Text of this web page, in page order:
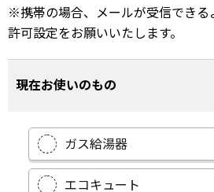
※携帯の場合、メールが受信できる
許可設定をお願いいたします。
現在お使いのもの
ガス給湯器
エコキュート